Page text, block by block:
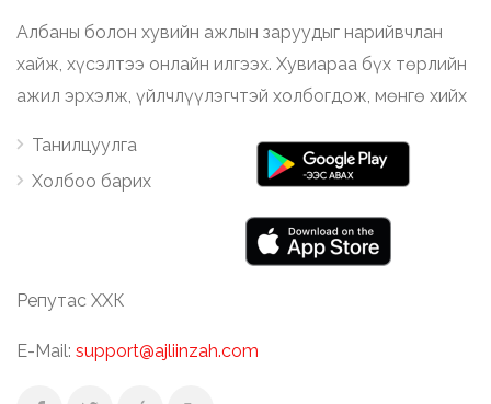
Албаны болон хувийн ажлын заруудыг нарийвчлан
хайж, хүсэлтээ онлайн илгээх. Хувиараа бүх төрлийн
ажил эрхэлж, үйлчлүүлэгчтэй холбогдож, мөнгө хийх
Танилцуулга
Холбоо барих
Репутас ХХК
E-Mail: support@ajliinzah.com